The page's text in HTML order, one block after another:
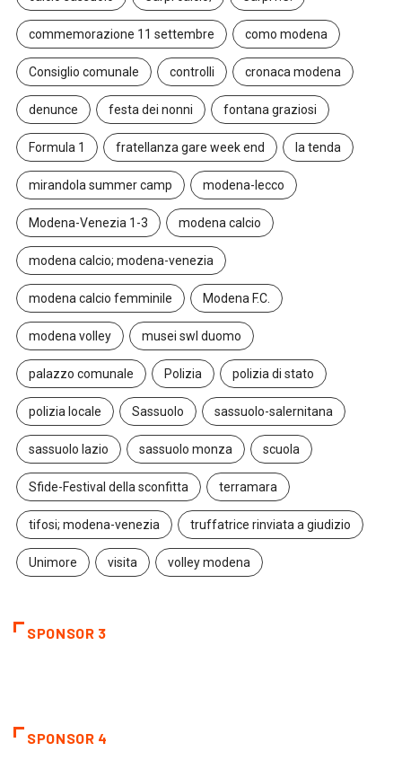
commemorazione 11 settembre como modena
Consiglio comunale controlli cronaca modena
denunce festa dei nonni fontana graziosi
Formula 1 fratellanza gare week end la tenda
mirandola summer camp modena-lecco
Modena-Venezia 1-3 modena calcio
modena calcio; modena-venezia
modena calcio femminile Modena F.C.
modena volley musei swl duomo
palazzo comunale Polizia polizia di stato
polizia locale Sassuolo sassuolo-salernitana
sassuolo lazio sassuolo monza scuola
Sfide-Festival della sconfitta terramara
tifosi; modena-venezia truffatrice rinviata a giudizio
Unimore visita volley modena
SPONSOR 3
SPONSOR 4